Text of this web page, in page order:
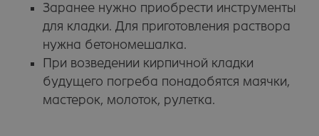
Заранее нужно приобрести инструменты
для кладки. Для приготовления раствора
нужна бетономешалка.
При возведении кирпичной кладки
будущего погреба понадобятся маячки,
мастерок, молоток, рулетка.